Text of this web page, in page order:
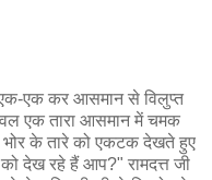
एक-एक कर आसमान से विलुप्त
एक तारा आसमान में चमक
भोर के तारे को एकटक देखते हुए
को देख रहे हैं आप?" रामदत्त जी